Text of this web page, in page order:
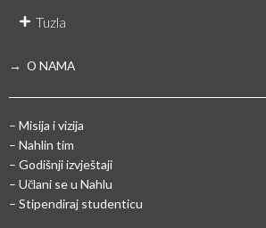
Tuzla
→ O NAMA
– Misija i vizija
– Nahlin tim
– Godišnji izvještaji
– Učlani se u Nahlu
– Stipendiraj studenticu